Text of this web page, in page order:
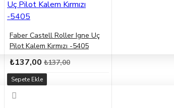
Faber Castell Roller Igne Uç
Pilot Kalem Kırmızı -5405
₺137,00 ₺137,00
Sepete Ekle